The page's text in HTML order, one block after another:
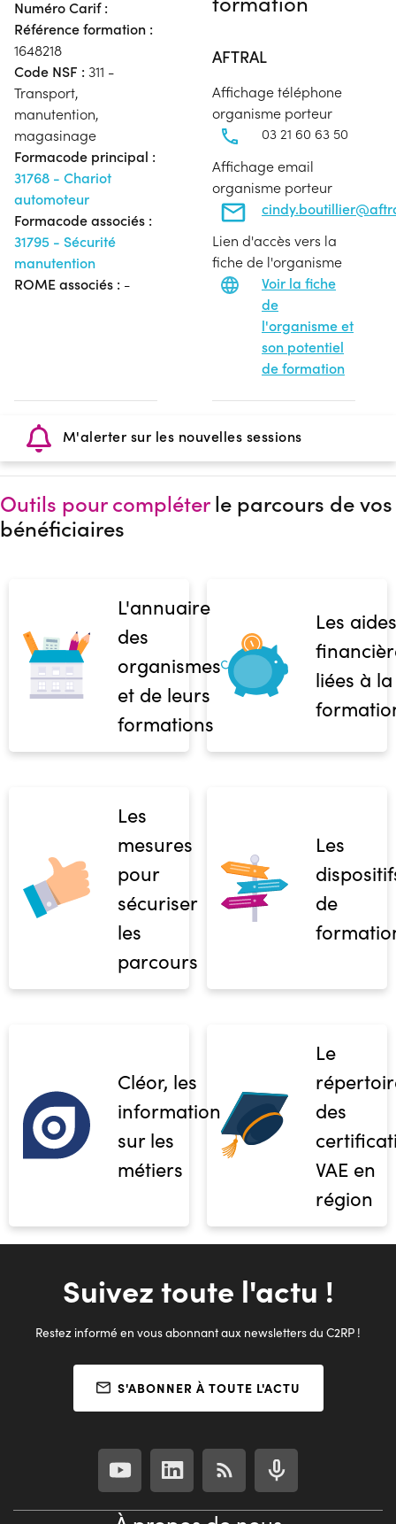
Numéro Carif :
Référence formation :
1648218
Code NSF : 311 -
Transport,
manutention,
magasinage
Formacode principal :
31768 - Chariot
automoteur
Formacode associés :
31795 - Sécurité
manutention
ROME associés : -
AFTRAL
Affichage téléphone
organisme porteur
03 21 60 63 50
Affichage email
organisme porteur
Lien d'accès vers la
fiche de l'organisme
Voir la fiche
de
l'organisme et
son potentiel
de formation
M'alerter sur les nouvelles sessions
Outils pour compléterle parcours de vos
bénéficiaires
L'annuaire
des
organismes
et de leurs
formations
Les aides
liées à la
Les
mesures
pour
sécuriser
les
parcours
Les
de
Cléor, les
informations
sur les
métiers
Le
des
VAE en
région
Suivez toute l'actu !
Restez informé en vous abonnant aux newsletters du C2RP !
S'ABONNER À TOUTE L'ACTU